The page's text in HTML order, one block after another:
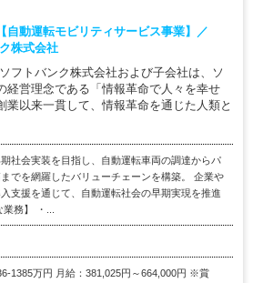
自動運転モビリティサービス事業】／
株式会社
フトバンク株式会社および子会社は、ソ
経営理念である「情報革命で人々を幸せ
業以来一貫して、情報革命を通じた人類と
社会実装を目指し、自動運転車両の調達からパ
でを網羅したバリューチェーンを構築。 企業や
支援を通じて、自動運転社会の早期実現を推進
務】 ・...
1385万円 月給：381,025円～664,000円 ※賞